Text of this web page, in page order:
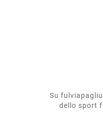
Su
dello sport